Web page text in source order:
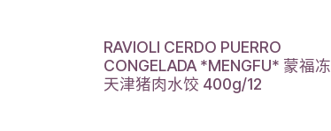
RAVIOLI CERDO PUERRO
CONGELADA *MENGFU* 蒙福冻
天津猪肉水饺 400g/12